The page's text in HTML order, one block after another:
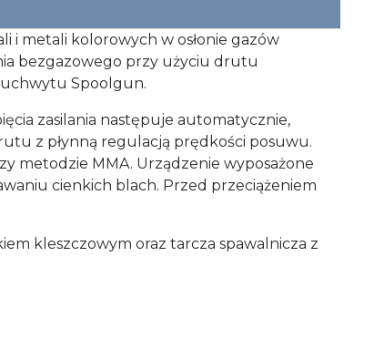
i metali kolorowych w osłonie gazów
bezgazowego przy użyciu drutu
uchwytu Spoolgun.
zasilania następuje automatycznie,
z płynną regulacją prędkości posuwu.
metodzie MMA. Urządzenie wyposażone
cienkich blach. Przed przeciążeniem
kleszczowym oraz tarcza spawalnicza z